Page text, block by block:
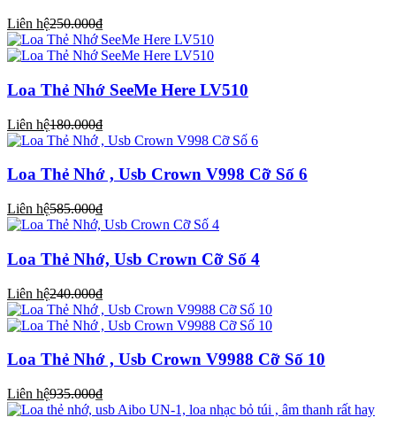
Liên hệ250.000₫
Loa Thẻ Nhớ SeeMe Here LV510
Liên hệ180.000₫
Loa Thẻ Nhớ , Usb Crown V998 Cỡ Số 6
Liên hệ585.000₫
Loa Thẻ Nhớ, Usb Crown Cỡ Số 4
Liên hệ240.000₫
Loa Thẻ Nhớ , Usb Crown V9988 Cỡ Số 10
Liên hệ935.000₫